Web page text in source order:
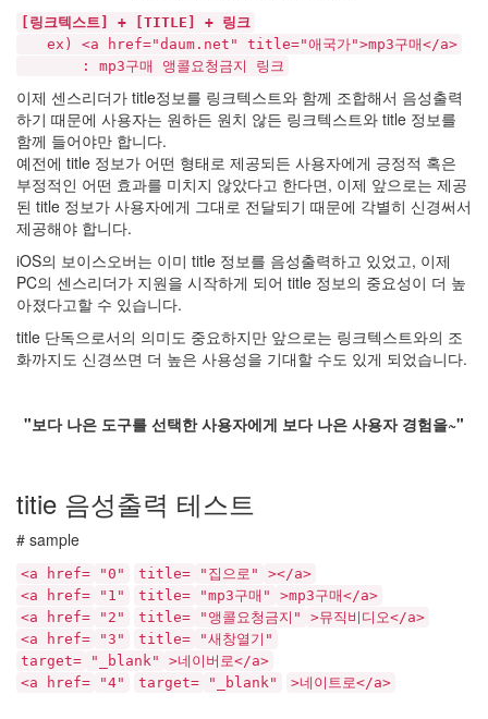
[링크텍스트] + [TITLE] + 링크
ex) <a href="daum.net" title="애국가">mp3구매</a>
: mp3구매 앵콜요청금지 링크
이제 센스리더가 title정보를 링크텍스트와 함께 조합해서 음성출력
하기 때문에 사용자는 원하든 원치 않든 링크텍스트와 title 정보를
함께 들어야만 합니다.
예전에 title 정보가 어떤 형태로 제공되든 사용자에게 긍정적 혹은
부정적인 어떤 효과를 미치지 않았다고 한다면, 이제 앞으로는 제공
된 title 정보가 사용자에게 그대로 전달되기 때문에 각별히 신경써서
제공해야 합니다.
iOS의 보이스오버는 이미 title 정보를 음성출력하고 있었고, 이제
PC의 센스리더가 지원을 시작하게 되어 title 정보의 중요성이 더 높
아졌다고할 수 있습니다.
title 단독으로서의 의미도 중요하지만 앞으로는 링크텍스트와의 조
화까지도 신경쓰면 더 높은 사용성을 기대할 수도 있게 되었습니다.
"보다 나은 도구를 선택한 사용자에게 보다 나은 사용자 경험을~"
titie 음성출력 테스트
# sample
<a href= "0" title= "집으로"
></a>
<a href=
"1" title= "mp3구매"
>mp3구매</a>
<a href=
"2" title= "앵콜요청금지"
>뮤직비디오</a>
<a href=
"3" title=
"새창열기"
target=
"_blank"
>네이버로</a>
<a href=
"4" target= "_blank" >네이트로</a>
용
하
느
낀
점
을
나
누
고
스
크
린
리
더
와
접
에
대
한
보
를
공
유
하
기